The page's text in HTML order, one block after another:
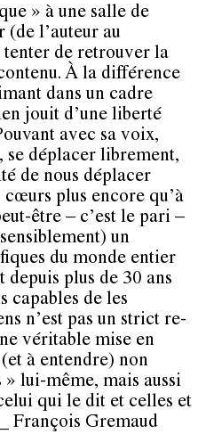
» à une salle de
(de l’auteur au
tenter de retrouver la
À la différence
dans un cadre
jouit d’une liberté
avec sa voix,
se déplacer librement,
de nous déplacer
cœurs plus encore qu’à
être – c’est le pari –
un
du monde entier
plus de 30 ans
capables de les
n’est pas un strict re-
véritable mise en
à entendre) non
lui-même, mais aussi
qui le dit et celles et
François Gremaud